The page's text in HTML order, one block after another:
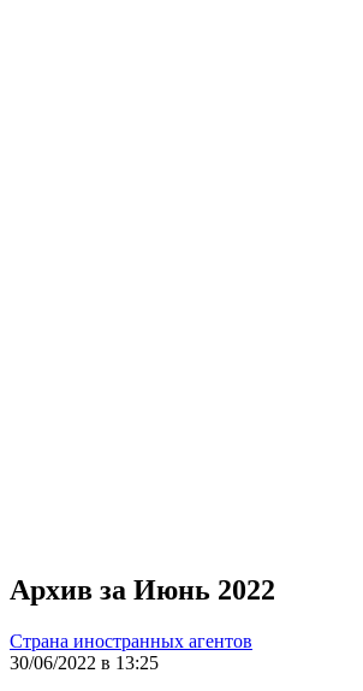
Архив за Июнь 2022
Страна иностранных агентов
30/06/2022 в 13:25